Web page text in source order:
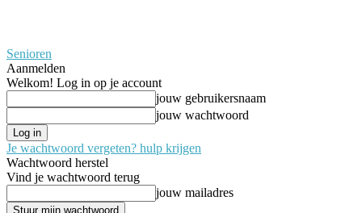
Senioren
Aanmelden
Welkom! Log in op je account
jouw gebruikersnaam
jouw wachtwoord
Je wachtwoord vergeten? hulp krijgen
Wachtwoord herstel
Vind je wachtwoord terug
jouw mailadres